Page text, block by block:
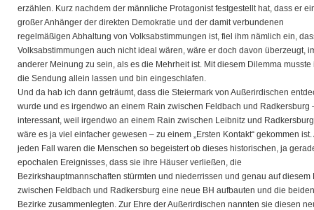
erzählen. Kurz nachdem der männliche Protagonist festgestellt hat, dass er
großer Anhänger der direkten Demokratie und der damit verbundenen
regelmäßigen Abhaltung von Volksabstimmungen ist, fiel ihm nämlich ein,
Volksabstimmungen auch nicht ideal wären, wäre er doch davon überzeugt,
anderer Meinung zu sein, als es die Mehrheit ist. Mit diesem Dilemma musste
die Sendung allein lassen und bin eingeschlafen.
Und da hab ich dann geträumt, dass die Steiermark von Außerirdischen
wurde und es irgendwo an einem Rain zwischen Feldbach und Radkersburg
interessant, weil irgendwo an einem Rain zwischen Leibnitz und Radkersburg
wäre es ja viel einfacher gewesen – zu einem „Ersten Kontakt“ gekommen ist.
jeden Fall waren die Menschen so begeistert ob dieses historischen, ja
epochalen Ereignisses, dass sie ihre Häuser verließen, die
Bezirkshauptmannschaften stürmten und niederrissen und genau auf diesem
zwischen Feldbach und Radkersburg eine neue BH aufbauten und die beiden
Bezirke zusammenlegten. Zur Ehre der Außerirdischen nannten sie diesen